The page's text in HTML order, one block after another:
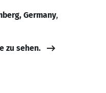
Germany,
zu sehen.